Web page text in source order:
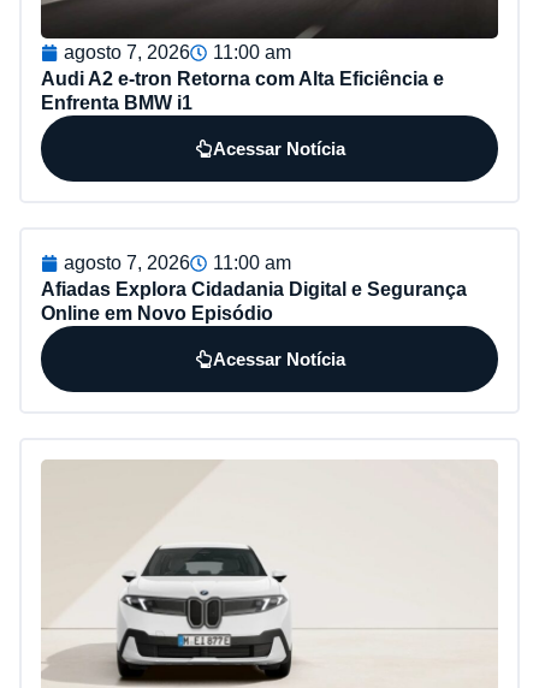
agosto 7, 2026
11:00 am
Audi A2 e-tron Retorna com Alta Eficiência e
Enfrenta BMW i1
Acessar Notícia
agosto 7, 2026
11:00 am
Afiadas Explora Cidadania Digital e Segurança
Online em Novo Episódio
Acessar Notícia